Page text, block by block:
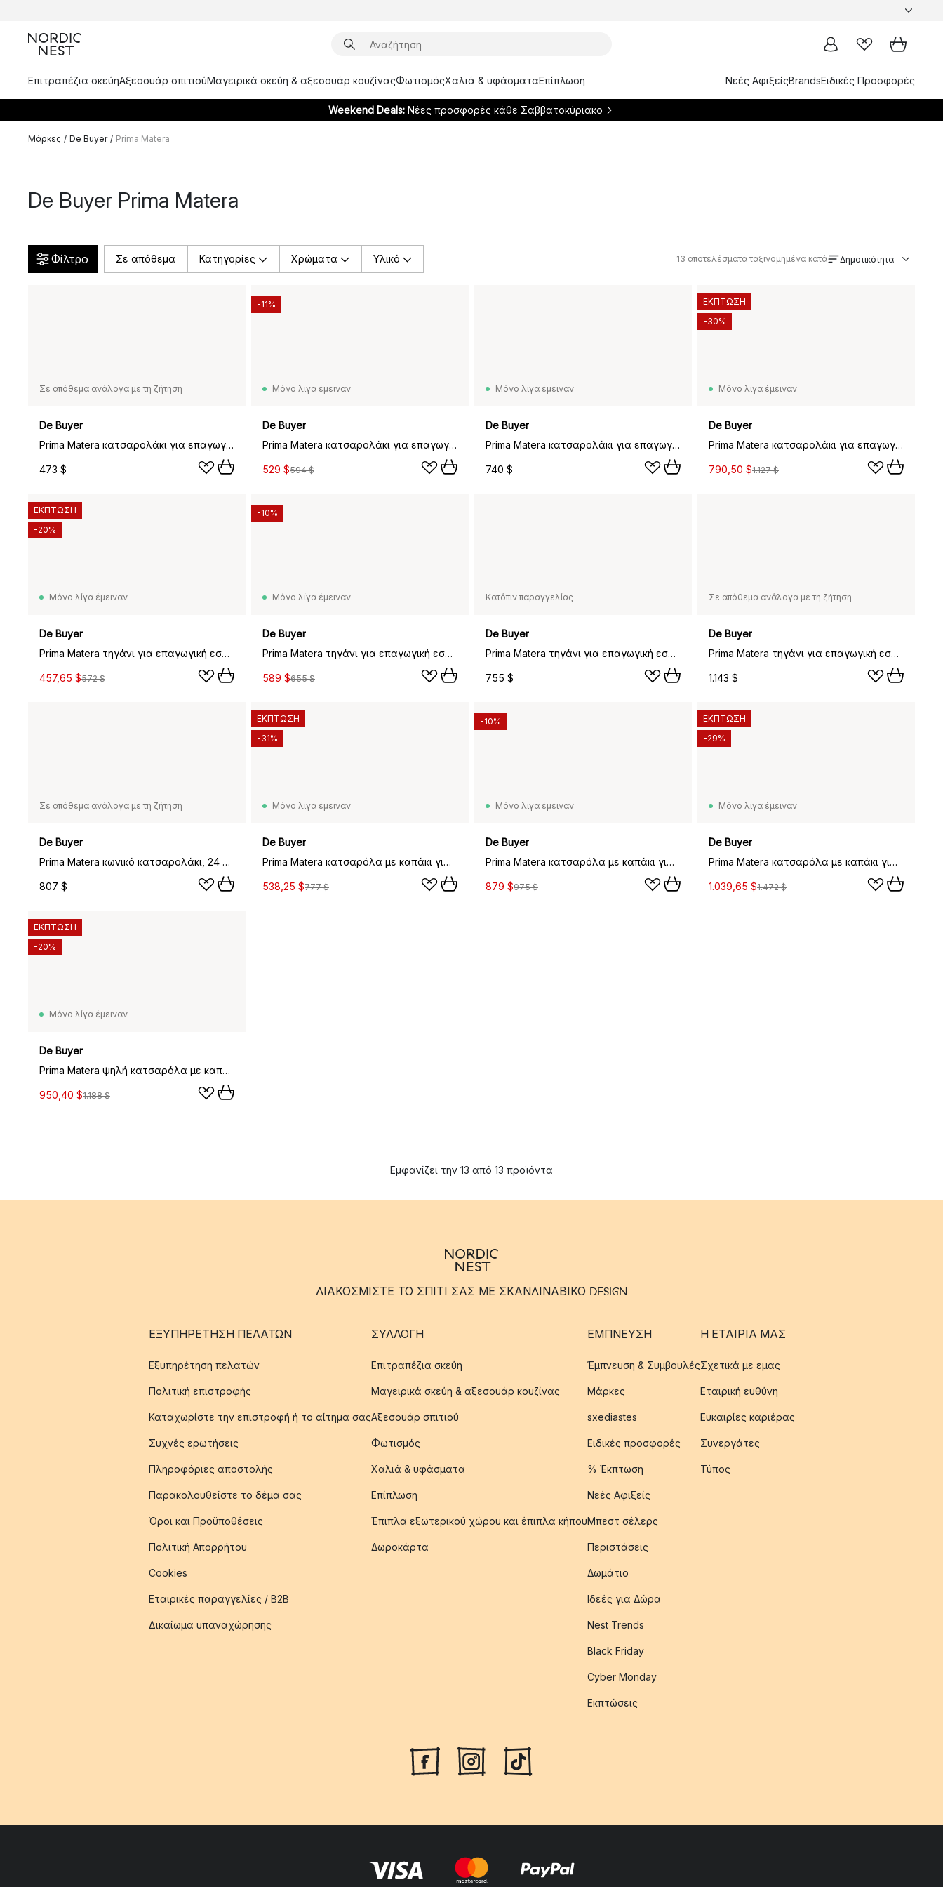
Επιτραπέζια σκεύηΑξεσουάρ σπιτιούΜαγειρικά σκεύη & αξεσουάρ κουζίναςΦωτισμόςΧαλιά & υφάσματαΕπίπλωση Νεές ΑφιξείςBrandsΕιδικές Προσφορές
Weekend Deals: Νέες προσφορές κάθε Σαββατοκύριακο
Μάρκες / De Buyer / Prima Matera
De Buyer Prima Matera
Φίλτρο Σε απόθεμα Κατηγορίες Χρώματα Υλικό 13 αποτελέσματα ταξινομημένα κατά Δημοτικότητα
Σε απόθεμα ανάλογα με τη ζήτηση
De Buyer
Prima Matera κατσαρολάκι για επαγωγική εστία, 14 cm
473 $
Μόνο λίγα έμειναν
De Buyer
Prima Matera κατσαρολάκι για επαγωγική εστία, 16 cm
529 $594 $
-11%
Μόνο λίγα έμειναν
De Buyer
Prima Matera κατσαρολάκι για επαγωγική εστία, 18 cm
740 $
Μόνο λίγα έμειναν
De Buyer
Prima Matera κατσαρολάκι για επαγωγική εστία, 24 cm
790,50 $1.127 $
ΕΚΠΤΩΣΗ
-30%
Μόνο λίγα έμειναν
De Buyer
Prima Matera τηγάνι για επαγωγική εστία, 20 cm
457,65 $572 $
ΕΚΠΤΩΣΗ
-20%
Μόνο λίγα έμειναν
De Buyer
Prima Matera τηγάνι για επαγωγική εστία, 23,5 cm
589 $655 $
-10%
Κατόπιν παραγγελίας
De Buyer
Prima Matera τηγάνι για επαγωγική εστία, 27 cm
755 $
Σε απόθεμα ανάλογα με τη ζήτηση
De Buyer
Prima Matera τηγάνι για επαγωγική εστία, 32 cm
1.143 $
Σε απόθεμα ανάλογα με τη ζήτηση
De Buyer
Prima Matera κωνικό κατσαρολάκι, 24 cm
807 $
Μόνο λίγα έμειναν
De Buyer
Prima Matera κατσαρόλα με καπάκι για επαγωγική εστία, 16 cm
538,25 $777 $
ΕΚΠΤΩΣΗ
-31%
Μόνο λίγα έμειναν
De Buyer
Prima Matera κατσαρόλα με καπάκι για επαγωγική εστία, 20 cm
879 $975 $
-10%
Μόνο λίγα έμειναν
De Buyer
Prima Matera κατσαρόλα με καπάκι για επαγωγική εστία, 28 cm
1.039,65 $1.472 $
ΕΚΠΤΩΣΗ
-29%
Μόνο λίγα έμειναν
De Buyer
Prima Matera ψηλή κατσαρόλα με καπάκι για επαγωγική εστία, 20 cm
950,40 $1.188 $
ΕΚΠΤΩΣΗ
-20%
Εμφανίζει την 13 από 13 προϊόντα
ΔΙΑΚΟΣΜΙΣΤΕ ΤΟ ΣΠΙΤΙ ΣΑΣ ΜΕ ΣΚΑΝΔΙΝΑΒΙΚΟ DESIGN
ΕΞΥΠΗΡΈΤΗΣΗ ΠΕΛΑΤΏΝ
Εξυπηρέτηση πελατών
Πολιτική επιστροφής
Καταχωρίστε την επιστροφή ή το αίτημα σας
Συχνές ερωτήσεις
Πληροφόριες αποστολής
Παρακολουθείστε το δέμα σας
Όροι και Προϋποθέσεις
Πολιτική Απορρήτου
Cookies
Εταιρικές παραγγελίες / B2B
Δικαίωμα υπαναχώρησης
ΣΥΛΛΟΓΉ
Επιτραπέζια σκεύη
Μαγειρικά σκεύη & αξεσουάρ κουζίνας
Αξεσουάρ σπιτιού
Φωτισμός
Χαλιά & υφάσματα
Επίπλωση
Έπιπλα εξωτερικού χώρου και έπιπλα κήπου
Δωροκάρτα
ΈΜΠΝΕΥΣΗ
Έμπνευση & Συμβουλές
Μάρκες
sxediastes
Ειδικές προσφορές
% Έκπτωση
Νεές Αφιξείς
Μπεστ σέλερς
Περιστάσεις
Δωμάτιο
Ιδεές για Δώρα
Nest Trends
Black Friday
Cyber Monday
Εκπτώσεις
Η ΕΤΑΊΡΙΑ ΜΑΣ
Σχετικά με εμας
Εταιρική ευθύνη
Ευκαιρίες καριέρας
Συνεργάτες
Τύπος